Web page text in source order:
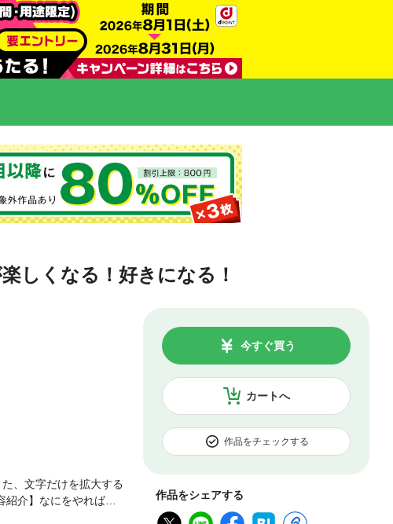
しくなる！好きになる！
カートへ
今すぐ買う
作品をチェックする
作品をシェアする
、文字だけを拡大する
介】なにをやればい
、行動できる。行動